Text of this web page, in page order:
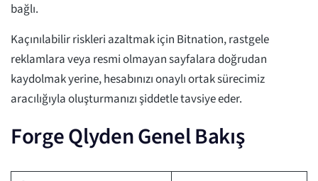
bağlı.
Kaçınılabilir riskleri azaltmak için Bitnation, rastgele
reklamlara veya resmi olmayan sayfalara doğrudan
kaydolmak yerine, hesabınızı onaylı ortak sürecimiz
aracılığıyla oluşturmanızı şiddetle tavsiye eder.
Forge Qlyden Genel Bakış